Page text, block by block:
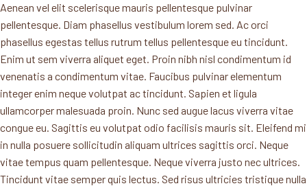
Aenean vel elit scelerisque mauris pellentesque pulvinar
pellentesque. Diam phasellus vestibulum lorem sed. Ac orci
phasellus egestas tellus rutrum tellus pellentesque eu tincidunt.
Enim ut sem viverra aliquet eget. Proin nibh nisl condimentum id
venenatis a condimentum vitae. Faucibus pulvinar elementum
integer enim neque volutpat ac tincidunt. Sapien et ligula
ullamcorper malesuada proin. Nunc sed augue lacus viverra vitae
congue eu. Sagittis eu volutpat odio facilisis mauris sit. Eleifend mi
in nulla posuere sollicitudin aliquam ultrices sagittis orci. Neque
vitae tempus quam pellentesque. Neque viverra justo nec ultrices.
Tincidunt vitae semper quis lectus. Sed risus ultricies tristique nulla